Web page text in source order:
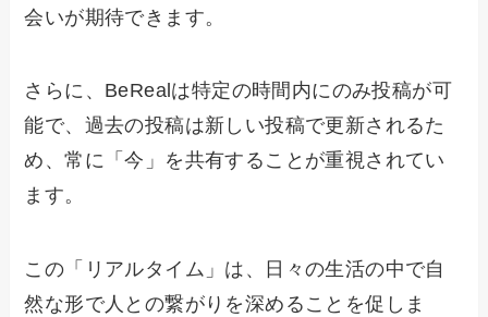
会いが期待できます。
さらに、BeRealは特定の時間内にのみ投稿が可
能で、過去の投稿は新しい投稿で更新されるた
め、常に「今」を共有することが重視されてい
ます。
この「リアルタイム」は、日々の生活の中で自
然な形で人との繋がりを深めることを促しま